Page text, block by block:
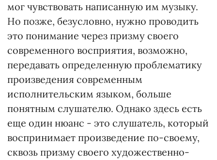
мог чувствовать написанную им музыку.
Но позже, безусловно, нужно проводить
это понимание через призму своего
современного восприятия, возможно,
передавать определенную проблематику
произведения современным
исполнительским языком, больше
понятным слушателю. Однако здесь есть
еще один нюанс - это слушатель, который
воспринимает произведение по-своему,
сквозь призму своего художественно-